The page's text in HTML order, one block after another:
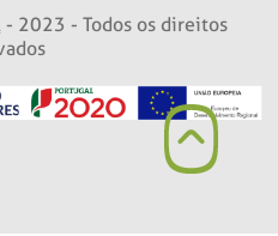
- 2023 - Todos os direitos